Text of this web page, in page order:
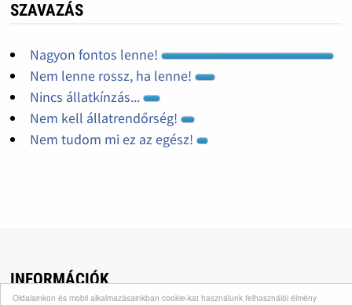
Oldalainkon és mobil alkalmazásainkban cookie-kat használunk felhasználói élmény
SZAVAZÁS
Nagyon fontos lenne!
Nem lenne rossz, ha lenne!
Nincs állatkínzás...
Nem kell állatrendőrség!
Nem tudom mi ez az egész!
INFORMÁCIÓK